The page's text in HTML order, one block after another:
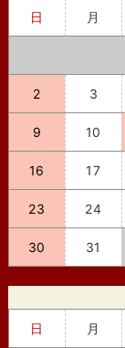
日
月
2 3
9 10
16 17
23 24
30 31
日
月